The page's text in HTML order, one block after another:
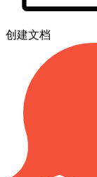
创建文档